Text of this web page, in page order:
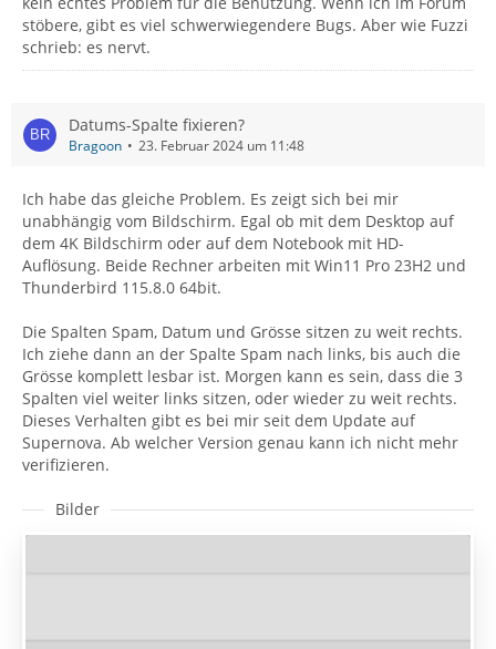
stöbere, gibt es viel schwerwiegendere Bugs. Aber wie Fuzzi
schrieb: es nervt.
Datums-Spalte fixieren?
Bragoon 23. Februar 2024 um 11:48
Ich habe das gleiche Problem. Es zeigt sich bei mir
unabhängig vom Bildschirm. Egal ob mit dem Desktop auf
dem 4K Bildschirm oder auf dem Notebook mit HD-
Auflösung. Beide Rechner arbeiten mit Win11 Pro 23H2 und
Thunderbird 115.8.0 64bit.
Die Spalten Spam, Datum und Grösse sitzen zu weit rechts.
Ich ziehe dann an der Spalte Spam nach links, bis auch die
Grösse komplett lesbar ist. Morgen kann es sein, dass die 3
Spalten viel weiter links sitzen, oder wieder zu weit rechts.
Dieses Verhalten gibt es bei mir seit dem Update auf
Supernova. Ab welcher Version genau kann ich nicht mehr
verifizieren.
Bilder